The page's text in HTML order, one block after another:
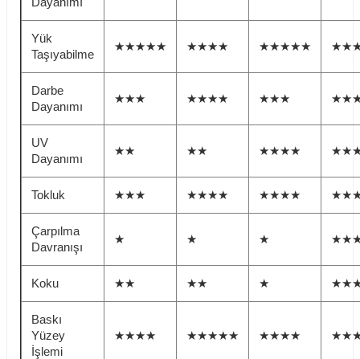
Yük
Taşıyabilme
★★★★★ ★★★★ ★★★★★
Darbe
Dayanımı
★★★ ★★★★ ★★★
UV
Dayanımı
★★ ★★ ★★★★
Tokluk ★★★ ★★★★ ★★★★
Çarpılma
Davranışı
★ ★ ★
Koku ★★ ★★ ★
Baskı
Yüzey
İşlemi
★★★★ ★★★★★ ★★★★